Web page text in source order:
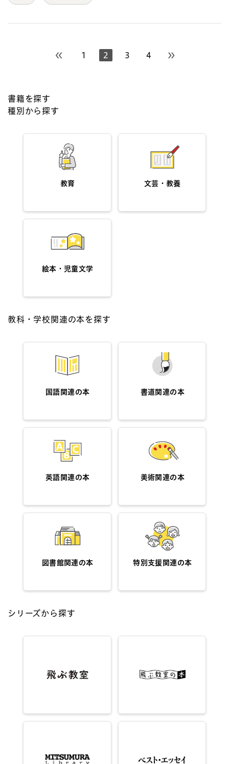
前のページへ
1 2 3 4 次のページへ
書籍を探す
種別から探す
教育 文芸・教養
絵本・児童文学
教科・学校関連の本を探す
国語関連の本 書道関連の本
英語関連の本 美術関連の本
図書館関連の本 特別支援関連の本
シリーズから探す